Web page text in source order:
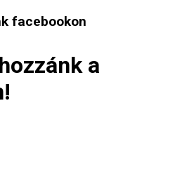
facebookon
a